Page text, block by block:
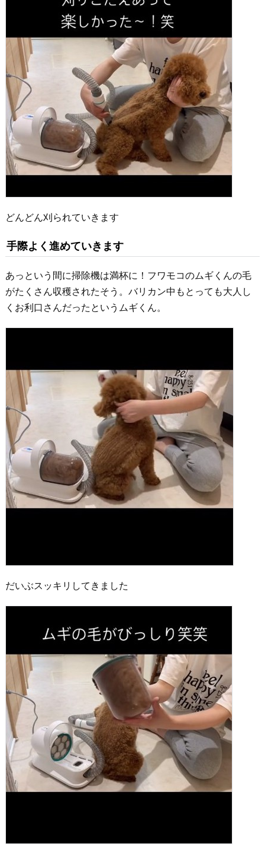
どんどん刈られていきます
手際よく進めていきます
あっという間に掃除機は満杯に！フワモコのムギくんの毛
がたくさん収穫されたそう。バリカン中もとっても大人し
くお利口さんだったというムギくん。
だいぶスッキリしてきました